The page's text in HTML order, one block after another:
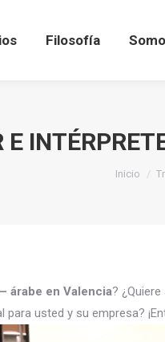
Filosofía
E
Estás
Inicio
árabe en Valencia?
usted y su empresa?